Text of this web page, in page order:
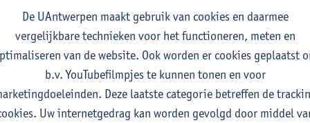
studiepunten
Remco Sleiderink
tot de algemene taalwetenschap
2E SEM
studiepunten
Astrid De Wit Peter Petré
De UAntwerpen maakt gebruik van cookies en daarmee
vergelijkbare technieken voor het functioneren, meten en
van de website. Ook worden er cookies geplaatst
b.v. YouTubefilmpjes te kunnen tonen en voor
Deze laatste categorie betreffen de
Uw internetgedrag kan worden gevolgd door middel